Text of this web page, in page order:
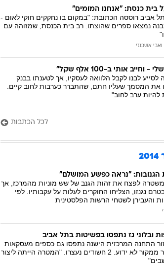
בית כנסת: "אנחנו המומים"
אביב רוססה הכתובת: "במקום בו נחקקים חוקי לאום -
נמצאו ספרים שהוצתו. רב בית הכנסת, שמזוהה עם
אבי אשכנזי
אותי ב-100 אלף שקל"
לבנו לקבל הלוואה לעסקיו, אך לטענתו בבנק
את המסמך שעליו חתם, שהתברר כערבות לחוב קיים.
להיות ערב לחוב"
לכל הכתבות
הגנובות: "נראה כפשע המושלם"
לפצח את זהות הגנב של שש מוניות מהמרכז, אך
נגנזו, הצליחו החוקרים לעלות על עקבותיו. לפי
והעבירן לשטחי הרשות הפלסטינית
ובלוני גז נתפסו בפשיטות בתל אביב
מבנים באזור התחנה המרכזית הישנה נתפסו גם כספים מעסקאות
סמים, תרופות גנובות ובשר ממקור לא ידוע. 2 חשודים נעצרו. "המטרה הייתה ליצור